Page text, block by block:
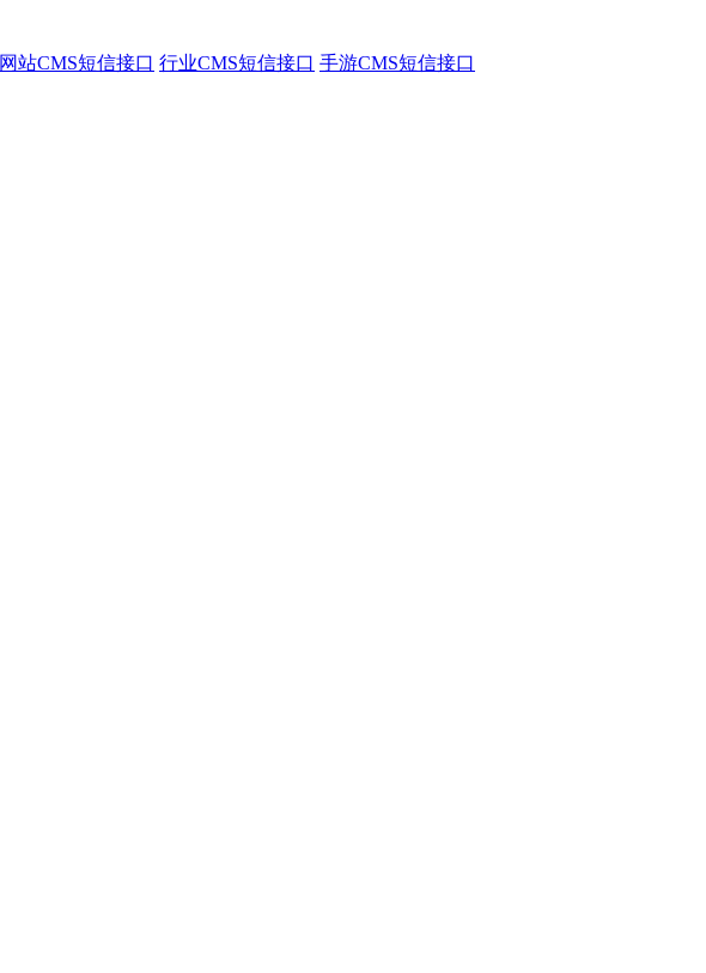
网站CMS短信接口 行业CMS短信接口 手游CMS短信接口